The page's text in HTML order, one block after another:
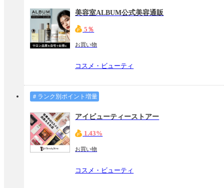
美容室ALBUM公式美容通販
5％
お買い物
コスメ・ビューティ
＃ランク別ポイント増量
アイビューティーストアー
1.43%
お買い物
コスメ・ビューティ